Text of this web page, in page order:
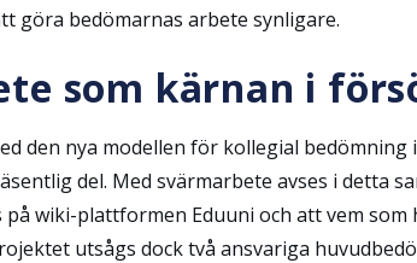
göra bedömarnas arbete synligare.
som kärnan i
den nya modellen för kollegial
del. Med svärmarbete avses i detta
på wiki-plattformen Eduuni och att vem
utsågs dock två ansvariga